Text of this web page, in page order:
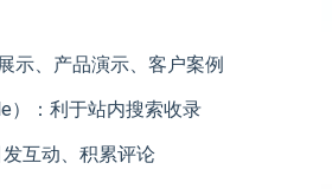
示、产品演示、客户案例
）：利于站内搜索收录
互动、积累评论